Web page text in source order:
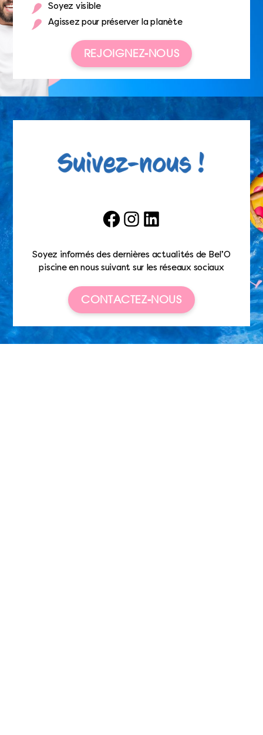
Soyez visible
Agissez pour préserver la planète
REJOIGNEZ-NOUS
FacebookInstagramLinkedIn
Soyez informés des dernières actualités de Bel’O
piscine en nous suivant sur les réseaux sociaux
CONTACTEZ-NOUS